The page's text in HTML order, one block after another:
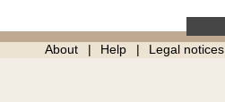
About Help Legal notices